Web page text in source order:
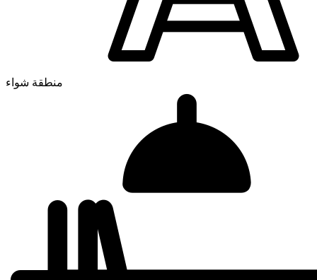
منطقة شواء